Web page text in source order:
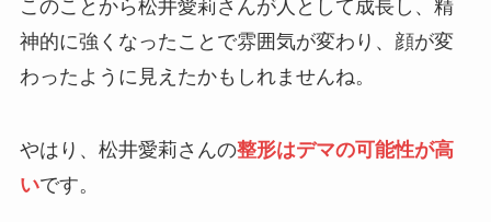
このことから松井愛莉さんが人として成長し、精
神的に強くなったことで雰囲気が変わり、顔が変
わったように見えたかもしれませんね。
やはり、松井愛莉さんの整形はデマの可能性が高
いです。